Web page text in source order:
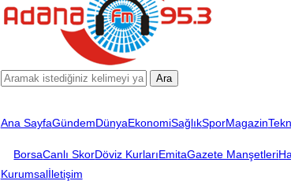
Ara
Ana SayfaGündemDünyaEkonomiSağlıkSporMagazin
BorsaCanlı SkorDöviz KurlarıEmitaGazete Manşetleri
Kurumsalİletişim